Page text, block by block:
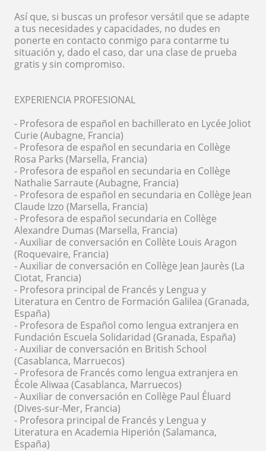
Así que, si buscas un profesor versátil que se adapte
a tus necesidades y capacidades, no dudes en
ponerte en contacto conmigo para contarme tu
situación y, dado el caso, dar una clase de prueba
gratis y sin compromiso.
EXPERIENCIA PROFESIONAL
- Profesora de español en bachillerato en Lycée Joliot
Curie (Aubagne, Francia)
- Profesora de español en secundaria en Collège
Rosa Parks (Marsella, Francia)
- Profesora de español en secundaria en Collège
Nathalie Sarraute (Aubagne, Francia)
- Profesora de español en secundaria en Collège Jean
Claude Izzo (Marsella, Francia)
- Profesora de español secundaria en Collège
Alexandre Dumas (Marsella, Francia)
- Auxiliar de conversación en Collète Louis Aragon
(Roquevaire, Francia)
- Auxiliar de conversación en Collège Jean Jaurès (La
Ciotat, Francia)
- Profesora principal de Francés y Lengua y
Literatura en Centro de Formación Galilea (Granada,
España)
- Profesora de Español como lengua extranjera en
Fundación Escuela Solidaridad (Granada, España)
- Auxiliar de conversación en British School
(Casablanca, Marruecos)
- Profesora de Francés como lengua extranjera en
École Aliwaa (Casablanca, Marruecos)
- Auxiliar de conversación en Collège Paul Éluard
(Dives-sur-Mer, Francia)
- Profesora principal de Francés y Lengua y
Literatura en Academia Hiperión (Salamanca,
España)